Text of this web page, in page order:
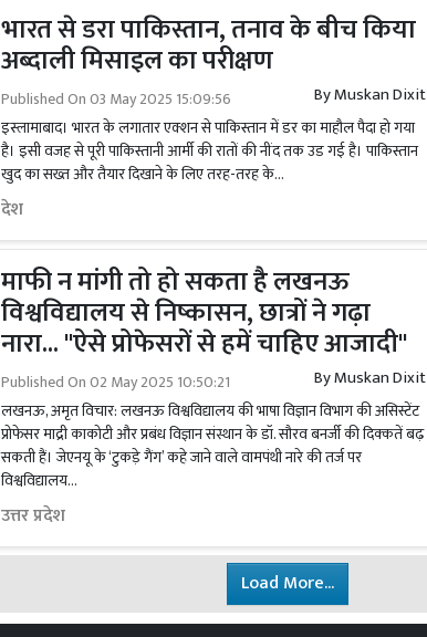
भारत से डरा पाकिस्तान, तनाव के बीच किया
अब्दाली मिसाइल का परीक्षण
Published On03 May 2025 15:09:56 ByMuskan Dixit
इस्लामाबाद। भारत के लगातार एक्शन से पाकिस्तान में डर का माहौल पैदा हो गया
है। इसी वजह से पूरी पाकिस्तानी आर्मी की रातों की नींद तक उड गई है। पाकिस्तान
खुद का सख्त और तैयार दिखाने के लिए तरह-तरह के...
देश
माफी न मांगी तो हो सकता है लखनऊ
विश्वविद्यालय से निष्कासन, छात्रों ने गढ़ा
नारा... ''ऐसे प्रोफेसरों से हमें चाहिए आजादी''
Published On02 May 2025 10:50:21 ByMuskan Dixit
लखनऊ, अमृत विचार: लखनऊ विश्वविद्यालय की भाषा विज्ञान विभाग की असिस्टेंट
प्रोफेसर माद्री काकोटी और प्रबंध विज्ञान संस्थान के डॉ. सौरव बनर्जी की दिक्कतें बढ़
सकती हैं। जेएनयू के ‘टुकड़े गैंग’ कहे जाने वाले वामपंथी नारे की तर्ज पर
विश्वविद्यालय...
उत्तर प्रदेश
Load More...